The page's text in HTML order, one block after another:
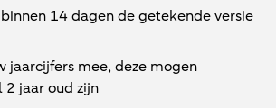
14 dagen de getekende versie
jaarcijfers mee, deze mogen
2 jaar oud zijn